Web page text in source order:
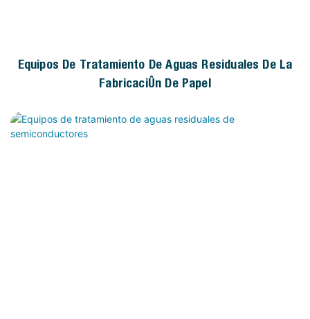
Equipos De Tratamiento De Aguas Residuales De La
Fabricación De Papel